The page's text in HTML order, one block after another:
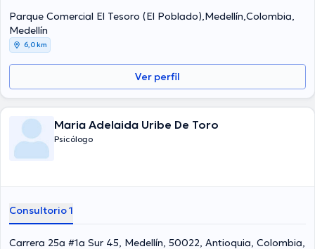
Parque Comercial El Tesoro (El Poblado),Medellín,Colombia,
Medellín
6,0 km
Ver perfil
Maria Adelaida Uribe De Toro
Psicólogo
Consultorio 1
Carrera 25a #1a Sur 45, Medellín, 50022, Antioquia, Colombia,